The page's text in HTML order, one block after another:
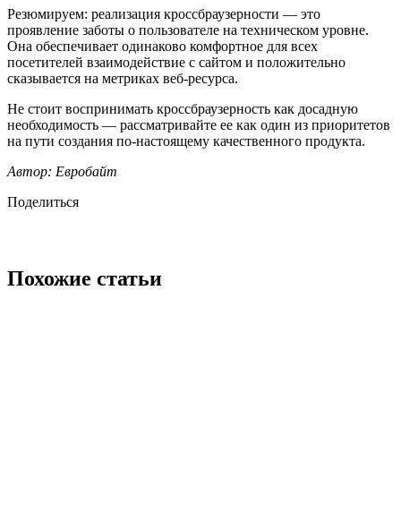
Резюмируем: реализация кроссбраузерности — это
проявление заботы о пользователе на техническом уровне.
Она обеспечивает одинаково комфортное для всех
посетителей взаимодействие с сайтом и положительно
сказывается на метриках веб-ресурса.
Не стоит воспринимать кроссбраузерность как досадную
необходимость — рассматривайте ее как один из приоритетов
на пути создания по-настоящему качественного продукта.
Автор: Евробайт
Поделиться
Похожие статьи